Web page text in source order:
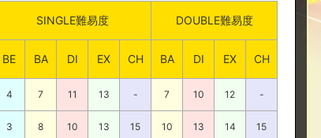
SINGLE難易度 DOUBLE難易度
BE BA DI EX CH BA DI EX CH
4 7 11 13 - 7 10 12 -
3 8 10 13 15 10 13 14 15